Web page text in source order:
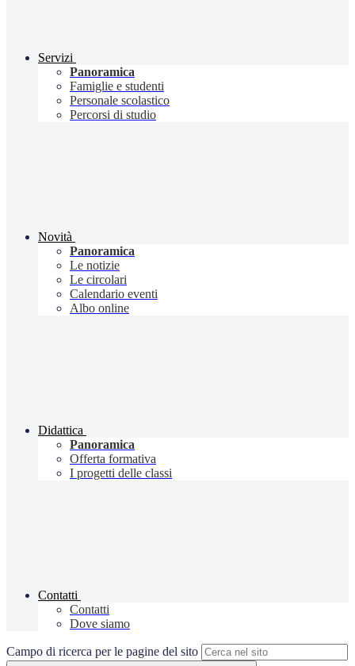
Servizi
Panoramica
Famiglie e studenti
Personale scolastico
Percorsi di studio
Novità
Panoramica
Le notizie
Le circolari
Calendario eventi
Albo online
Didattica
Panoramica
Offerta formativa
I progetti delle classi
Contatti
Contatti
Dove siamo
Campo di ricerca per le pagine del sito